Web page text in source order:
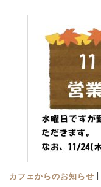
カフェからのお知らせ